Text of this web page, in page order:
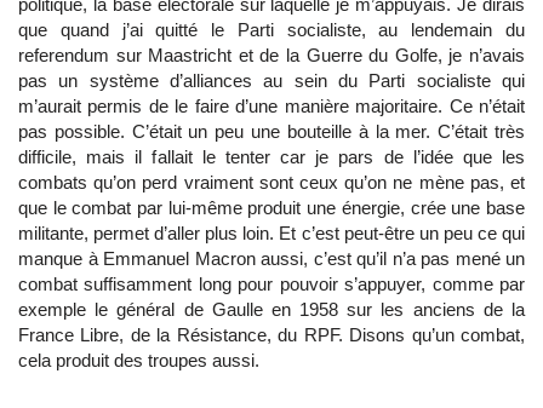
politique, la base électorale sur laquelle je m’appuyais. Je dirais
que quand j’ai quitté le Parti socialiste, au lendemain du
referendum sur Maastricht et de la Guerre du Golfe, je n’avais
pas un système d’alliances au sein du Parti socialiste qui
m’aurait permis de le faire d’une manière majoritaire. Ce n’était
pas possible. C’était un peu une bouteille à la mer. C’était très
difficile, mais il fallait le tenter car je pars de l’idée que les
combats qu’on perd vraiment sont ceux qu’on ne mène pas, et
que le combat par lui-même produit une énergie, crée une base
militante, permet d’aller plus loin. Et c’est peut-être un peu ce qui
manque à Emmanuel Macron aussi, c’est qu’il n’a pas mené un
combat suffisamment long pour pouvoir s’appuyer, comme par
exemple le général de Gaulle en 1958 sur les anciens de la
France Libre, de la Résistance, du RPF. Disons qu’un combat,
cela produit des troupes aussi.